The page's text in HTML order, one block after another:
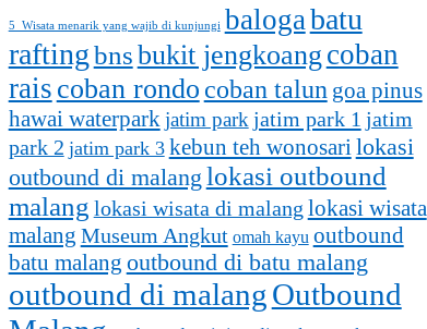
5 Wisata menarik yang wajib di kunjungi baloga batu
raftingbnsbukit jengkoang coban
rais coban rondo coban talun goa pinus
hawai waterpark jatim park jatim park 1 jatim
park 2 jatim park 3 kebun teh wonosarilokasi
outbound di malang lokasi outbound
malang lokasi wisata di malang lokasi wisata
malang Museum Angkut omah kayu outbound
batu malang outbound di batu malang
outbound di malangOutbound